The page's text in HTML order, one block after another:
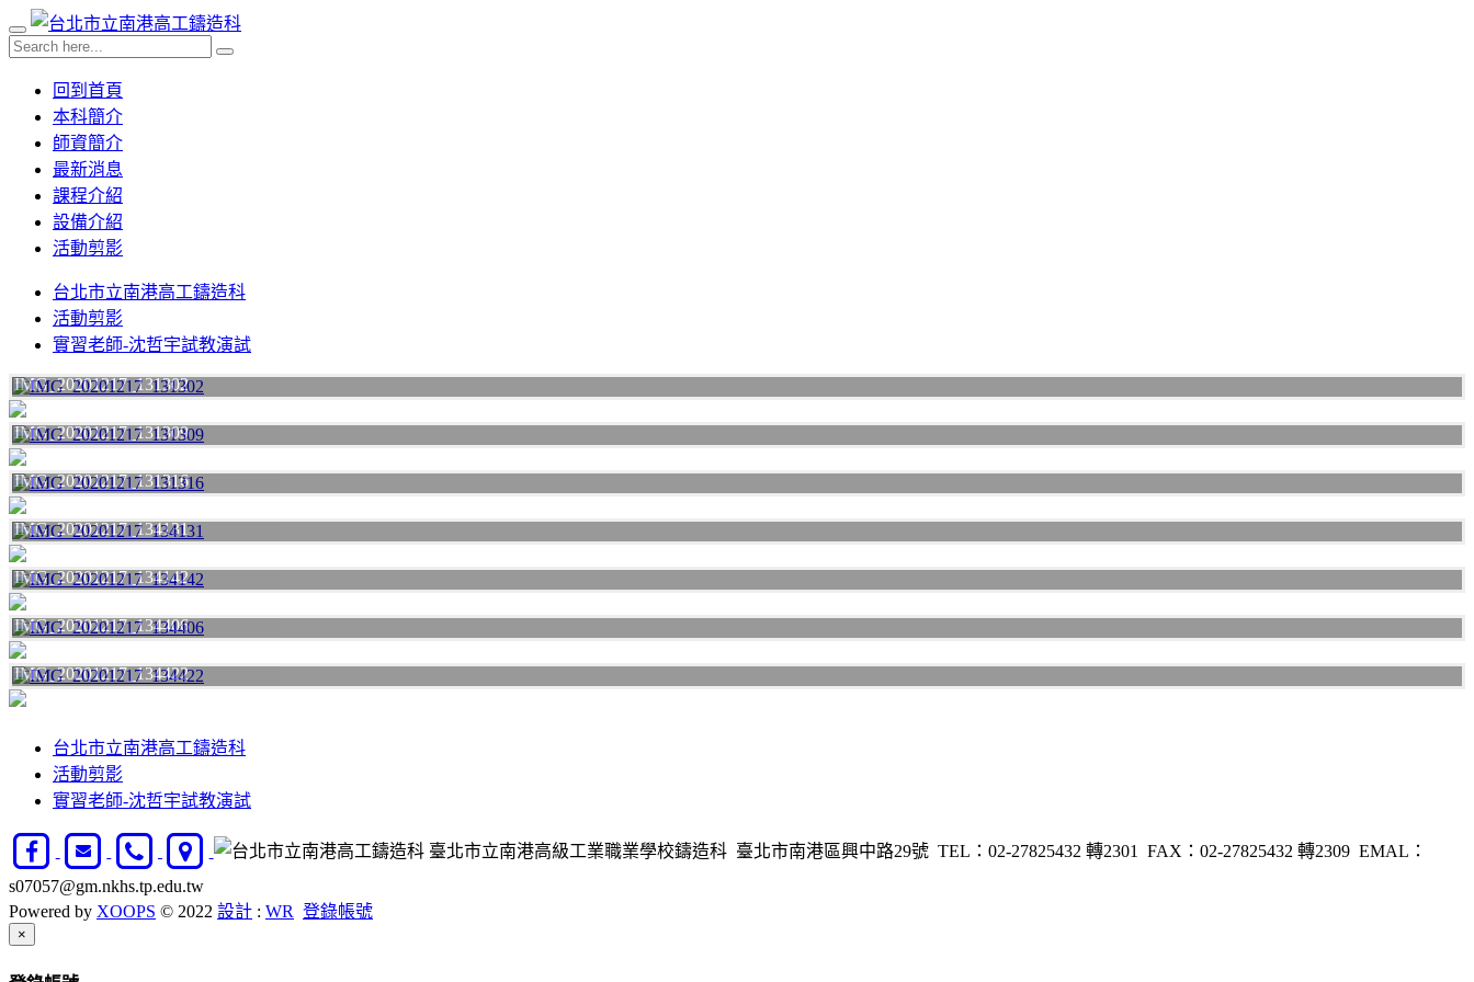
回到首頁
本科簡介
師資簡介
最新消息
課程介紹
設備介紹
活動剪影
台北市立南港高工鑄造科
活動剪影
實習老師-沈哲宇試教演試
IMG_20201217_131302
IMG_20201217_131309
IMG_20201217_131316
IMG_20201217_134131
IMG_20201217_134142
IMG_20201217_134406
IMG_20201217_134422
台北市立南港高工鑄造科
活動剪影
實習老師-沈哲宇試教演試
臺北市立南港高級工業職業學校鑄造科 臺北市南港區興中路29號 TEL：02-27825432 轉2301 FAX：02-27825432 轉2309 EMAL：
s07057@gm.nkhs.tp.edu.tw
Powered by XOOPS © 2022 設計 : WR 登錄帳號
×